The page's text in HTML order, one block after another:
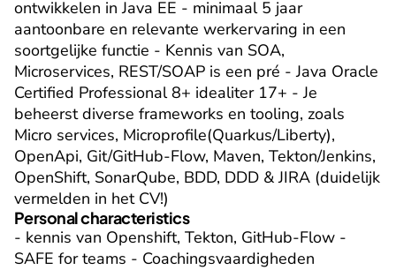
ontwikkelen in Java EE - minimaal 5 jaar
aantoonbare en relevante werkervaring in een
soortgelijke functie - Kennis van SOA,
Microservices, REST/SOAP is een pré - Java Oracle
Certified Professional 8+ idealiter 17+ - Je
beheerst diverse frameworks en tooling, zoals
Micro services, Microprofile(Quarkus/Liberty),
OpenApi, Git/GitHub-Flow, Maven, Tekton/Jenkins,
OpenShift, SonarQube, BDD, DDD & JIRA (duidelijk
vermelden in het CV!)
Personal characteristics
- kennis van Openshift, Tekton, GitHub-Flow -
SAFE for teams - Coachingsvaardigheden